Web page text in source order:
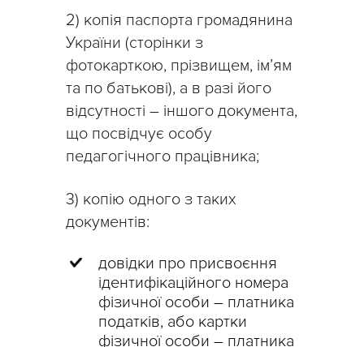
2) копія паспорта громадянина
України (сторінки з
фотокарткою, прізвищем, ім’ям
та по батькові), а в разі його
відсутності – іншого документа,
що посвідчує особу
педагогічного працівника;
3) копію одного з таких
документів:
довідки про присвоєння
ідентифікаційного номера
фізичної особи – платника
податків, або картки
фізичної особи – платника